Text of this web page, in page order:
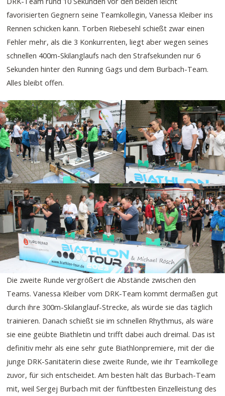
favorisierten Gegnern seine Teamkollegin, Vanessa Kleiber ins
Rennen schicken kann. Torben Riebesehl schießt zwar einen
Fehler mehr, als die 3 Konkurrenten, liegt aber wegen seines
schnellen 400m-Skilanglaufs nach den Strafsekunden nur 6
Sekunden hinter den Running Gags und dem Burbach-Team.
Alles bleibt offen.
Die zweite Runde vergrößert die Abstände zwischen den
Teams. Vanessa Kleiber vom DRK-Team kommt dermaßen gut
durch ihre 300m-Skilanglauf-Strecke, als würde sie das täglich
trainieren. Danach schießt sie im schnellen Rhythmus, als wäre
sie eine geübte Biathletin und trifft dabei auch dreimal. Das ist
definitiv mehr als eine sehr gute Biathlonpremiere, mit der die
junge DRK-Sanitäterin diese zweite Runde, wie ihr Teamkollege
zuvor, für sich entscheidet. Am besten hält das Burbach-Team
mit, weil Sergej Burbach mit der fünftbesten Einzelleistung des